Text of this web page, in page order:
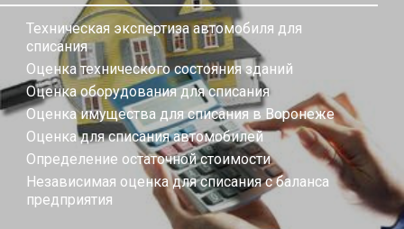
Техническая экспертиза автомобиля для
списания
Оценка технического состояния зданий
Оценка оборудования для списания
Оценка имущества для списания в Воронеже
Оценка для списания автомобилей
Определение остаточной стоимости
Независимая оценка для списания с баланса
предприятия